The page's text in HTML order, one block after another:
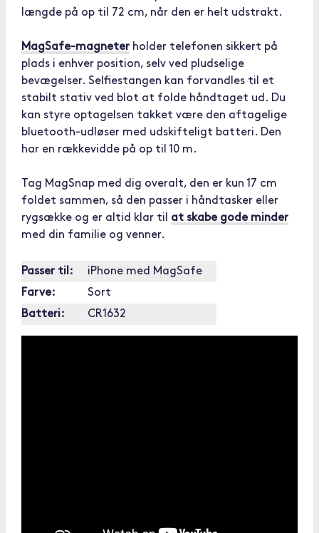
længde på op til 72 cm, når den er helt udstrakt.
MagSafe-magneter holder telefonen sikkert på
plads i enhver position, selv ved pludselige
bevægelser. Selfiestangen kan forvandles til et
stabilt stativ ved blot at folde håndtaget ud. Du
kan styre optagelsen takket være den aftagelige
bluetooth-udløser med udskifteligt batteri. Den
har en rækkevidde på op til 10 m.
Tag MagSnap med dig overalt, den er kun 17 cm
foldet sammen, så den passer i håndtasker eller
rygsække og er altid klar til at skabe gode minder
med din familie og venner.
Passer til:
iPhone med MagSafe
Farve:
Sort
Batteri:
CR1632